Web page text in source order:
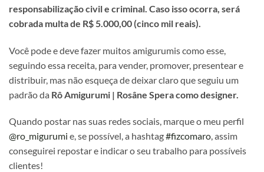
responsabilização civil e criminal. Caso isso ocorra, será
cobrada multa de R$ 5.000,00 (cinco mil reais).
Você pode e deve fazer muitos amigurumis como esse,
seguindo essa receita, para vender, promover, presentear e
distribuir, mas não esqueça de deixar claro que seguiu um
padrão da Rô Amigurumi | Rosâne Spera como designer.
Quando postar nas suas redes sociais, marque o meu perfil
@ro_migurumi e, se possível, a hashtag#fizcomaro, assim
conseguirei repostar e indicar o seu trabalho para possíveis
clientes!